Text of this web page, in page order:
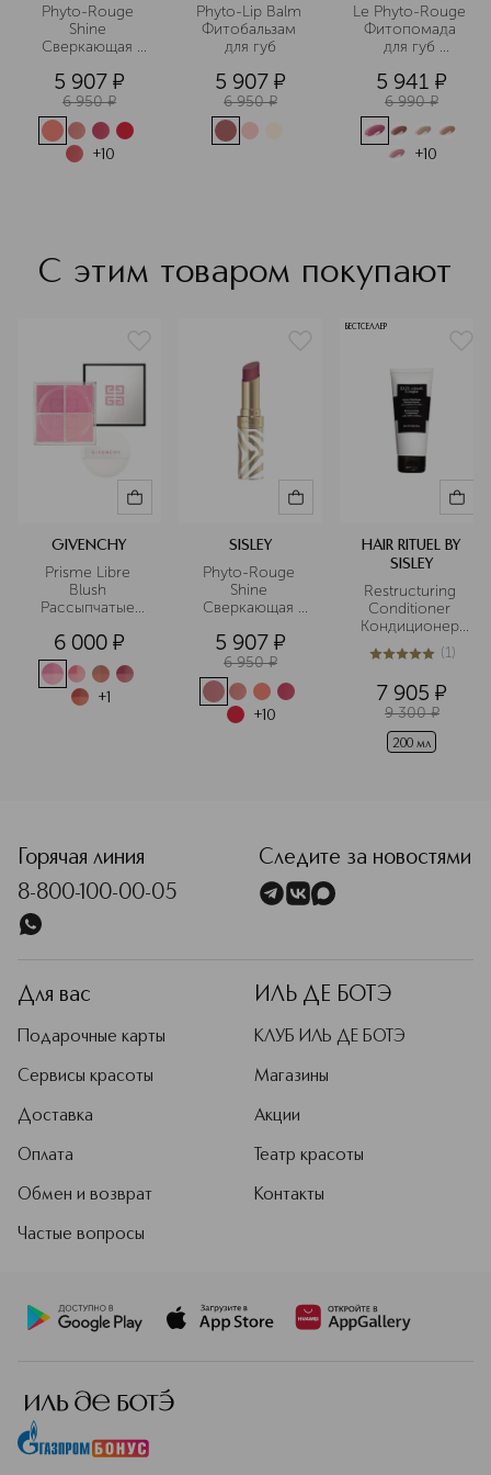
исключительные по качеству и
эффективности средства для
один из самых престижных брендов
в мире селективной косметики.
Подробнее
Phyto-Rouge
Shine
Сверкающая
5 907 ¤
6 950 ¤
+10
Phyto-Lip Balm
Фитобальзам
для губ
5 907 ¤
6 950 ¤
Le Phyto-Rouge
Фитопомада
для губ
устойчивая
5 941 ¤
6 990 ¤
+10
С этим товаром покупают
GIVENCHY
Prisme Libre
Blush
Рассыпчатые
румяна для
6 000 ¤
+1
SISLEY
Phyto-Rouge
Shine
Сверкающая
5 907 ¤
6 950 ¤
+10
БЕСТСЕЛЛЕР
HAIR RITUEL BY
SISLEY
Restructuring
Conditioner
Кондиционер
для волос с
протеинами
5из 51 (1)
7 905 ¤
9 300 ¤
200 мл
Горячая линия
8-800-100-00-05
Следите за новостями
Для вас
Подарочные карты
Сервисы красоты
Доставка
Оплата
Обмен и возврат
Частые вопросы
ИЛЬ ДЕ БОТЭ
КЛУБ ИЛЬ ДЕ БОТЭ
Магазины
Акции
Театр красоты
Контакты